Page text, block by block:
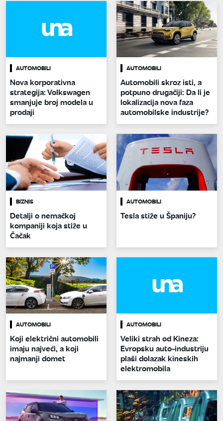
AUTOMOBILI
Nova korporativna
strategija: Volkswagen
smanjuje broj modela u
prodaji
AUTOMOBILI
Automobili skroz isti, a
potpuno drugačiji: Da li je
lokalizacija nova faza
automobilske industrije?
BIZNIS
Detalji o nemačkoj
kompaniji koja stiže u
Čačak
AUTOMOBILI
Tesla stiže u Španiju?
AUTOMOBILI
Koji električni automobili
imaju najveći, a koji
najmanji domet
AUTOMOBILI
Veliki strah od Kineza:
Evropsku auto-industriju
plaši dolazak kineskih
elektromobila